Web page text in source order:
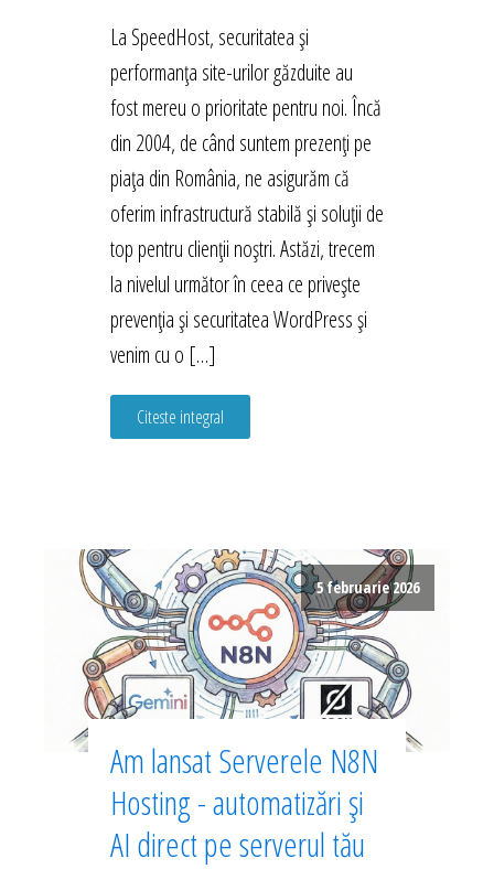
La SpeedHost, securitatea și
performanța site-urilor găzduite au
fost mereu o prioritate pentru noi. Încă
din 2004, de când suntem prezenți pe
piața din România, ne asigurăm că
oferim infrastructură stabilă și soluții de
top pentru clienții noștri. Astăzi, trecem
la nivelul următor în ceea ce privește
prevenția și securitatea WordPress și
venim cu o […]
Citeste integral
5 februarie 2026
Am lansat Serverele N8N
Hosting - automatizări și
AI direct pe serverul tău